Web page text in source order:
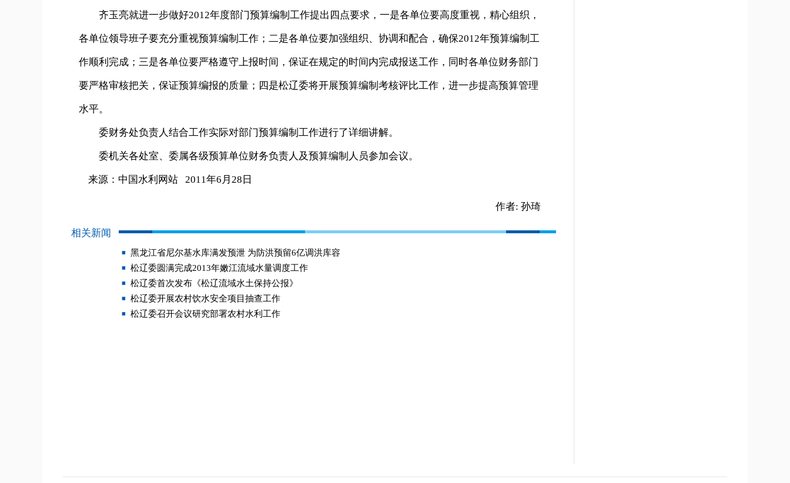
齐玉亮就进一步做好2012年度部门预算编制工作提出四点要求，一是各单位要高度重视，精心组织，
各单位领导班子要充分重视预算编制工作；二是各单位要加强组织、协调和配合，确保2012年预算编制工
作顺利完成；三是各单位要严格遵守上报时间，保证在规定的时间内完成报送工作，同时各单位财务部门
要严格审核把关，保证预算编报的质量；四是松辽委将开展预算编制考核评比工作，进一步提高预算管理
水平。
委财务处负责人结合工作实际对部门预算编制工作进行了详细讲解。
委机关各处室、委属各级预算单位财务负责人及预算编制人员参加会议。
来源：中国水利网站 2011年6月28日
作者: 孙琦
相关新闻
黑龙江省尼尔基水库满发预泄 为防洪预留6亿调洪库容
松辽委圆满完成2013年嫩江流域水量调度工作
松辽委首次发布《松辽流域水土保持公报》
松辽委开展农村饮水安全项目抽查工作
松辽委召开会议研究部署农村水利工作